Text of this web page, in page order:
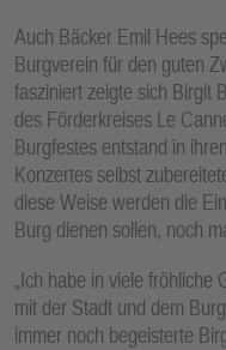
Auch Bäcker Emil Hees
Burgverein für den guten
fasziniert zeigte sich Birgit
des Förderkreises Le
Burgfestes entstand in
Konzertes selbst
diese Weise werden die
Burg dienen sollen, noch
„Ich habe in viele fröhliche
mit der Stadt und dem
immer noch begeisterte